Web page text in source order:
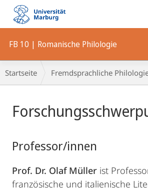
Mobile-
Navigation
FB 10 | Romanische Philologie
Breadcrumb-
Navigation
Startseite Fremdsprachliche
Professor/innen
Prof. Dr. Olaf Müller ist
französische und italienische